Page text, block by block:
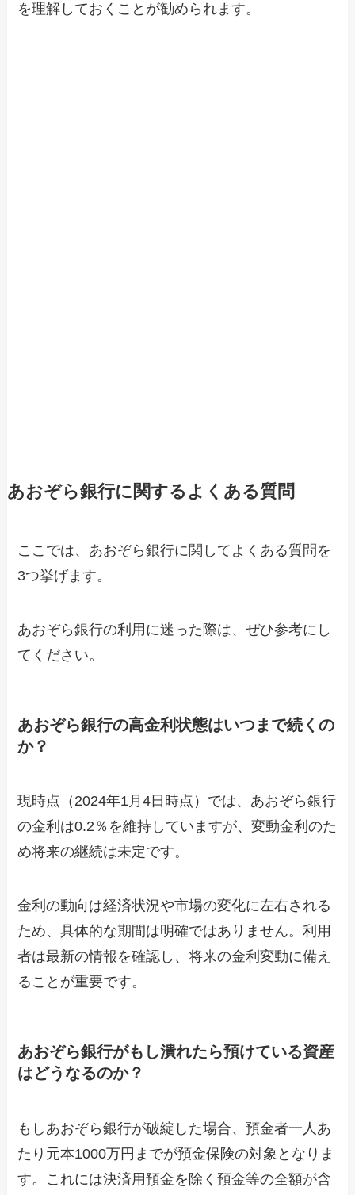
を理解しておくことが勧められます。
あおぞら銀行に関するよくある質問
ここでは、あおぞら銀行に関してよくある質問を
3つ挙げます。
あおぞら銀行の利用に迷った際は、ぜひ参考にし
てください。
あおぞら銀行の高金利状態はいつまで続くの
か？
現時点（2024年1月4日時点）では、あおぞら銀行
の金利は0.2％を維持していますが、変動金利のた
め将来の継続は未定です。
金利の動向は経済状況や市場の変化に左右される
ため、具体的な期間は明確ではありません。利用
者は最新の情報を確認し、将来の金利変動に備え
ることが重要です。
あおぞら銀行がもし潰れたら預けている資産
はどうなるのか？
もしあおぞら銀行が破綻した場合、預金者一人あ
たり元本1000万円までが預金保険の対象となりま
す。これには決済用預金を除く預金等の全額が含